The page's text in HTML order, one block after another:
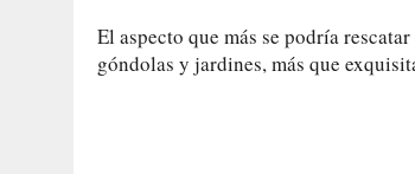
El aspecto que más se podría
góndolas y jardines, más que